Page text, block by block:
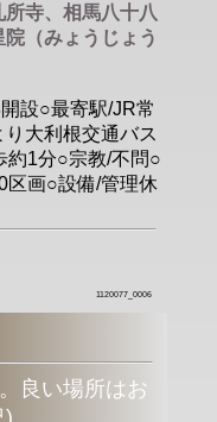
寺、相馬八十八
（みょうじょう
設○最寄駅/JR常
大利根交通バス
約1分○宗教/不問○
区画○設備/管理休
1120077_0006
良い場所はお